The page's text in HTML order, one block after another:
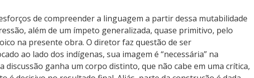
de compreender a linguagem a partir dessa mutabilidade
além de um ímpeto generalizada, quase primitivo, pelo
na presente obra. O diretor faz questão de ser
ao lado dos indígenas, sua imagem é “necessária” na
discussão ganha um corpo distinto, que não cabe em uma crítica,